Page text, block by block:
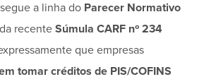
a linha do Parecer Normativo
recente Súmula CARF nº 234
que empresas
tomar créditos de PIS/COFINS